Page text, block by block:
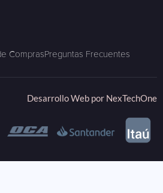
ComprasPreguntas Frecuentes
Desarrollo Web por NexTechOne